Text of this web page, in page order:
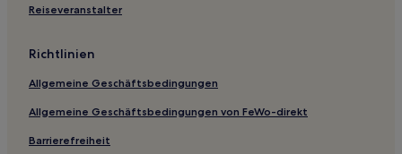
Briedel Hotels
Hotels mit Parkplatz in Landkreis Bernkastel-Wittlich
Hotels mit WLAN in Ferienpark Himmelberg
Hotels mit Parkplatz in Landkreis Cochem-Zell
Hotels mit Parkplatz in Kobern-Gondorf
Reiseveranstalter
Richtlinien
Allgemeine Geschäftsbedingungen
Allgemeine Geschäftsbedingungen von FeWo-direkt
Barrierefreiheit